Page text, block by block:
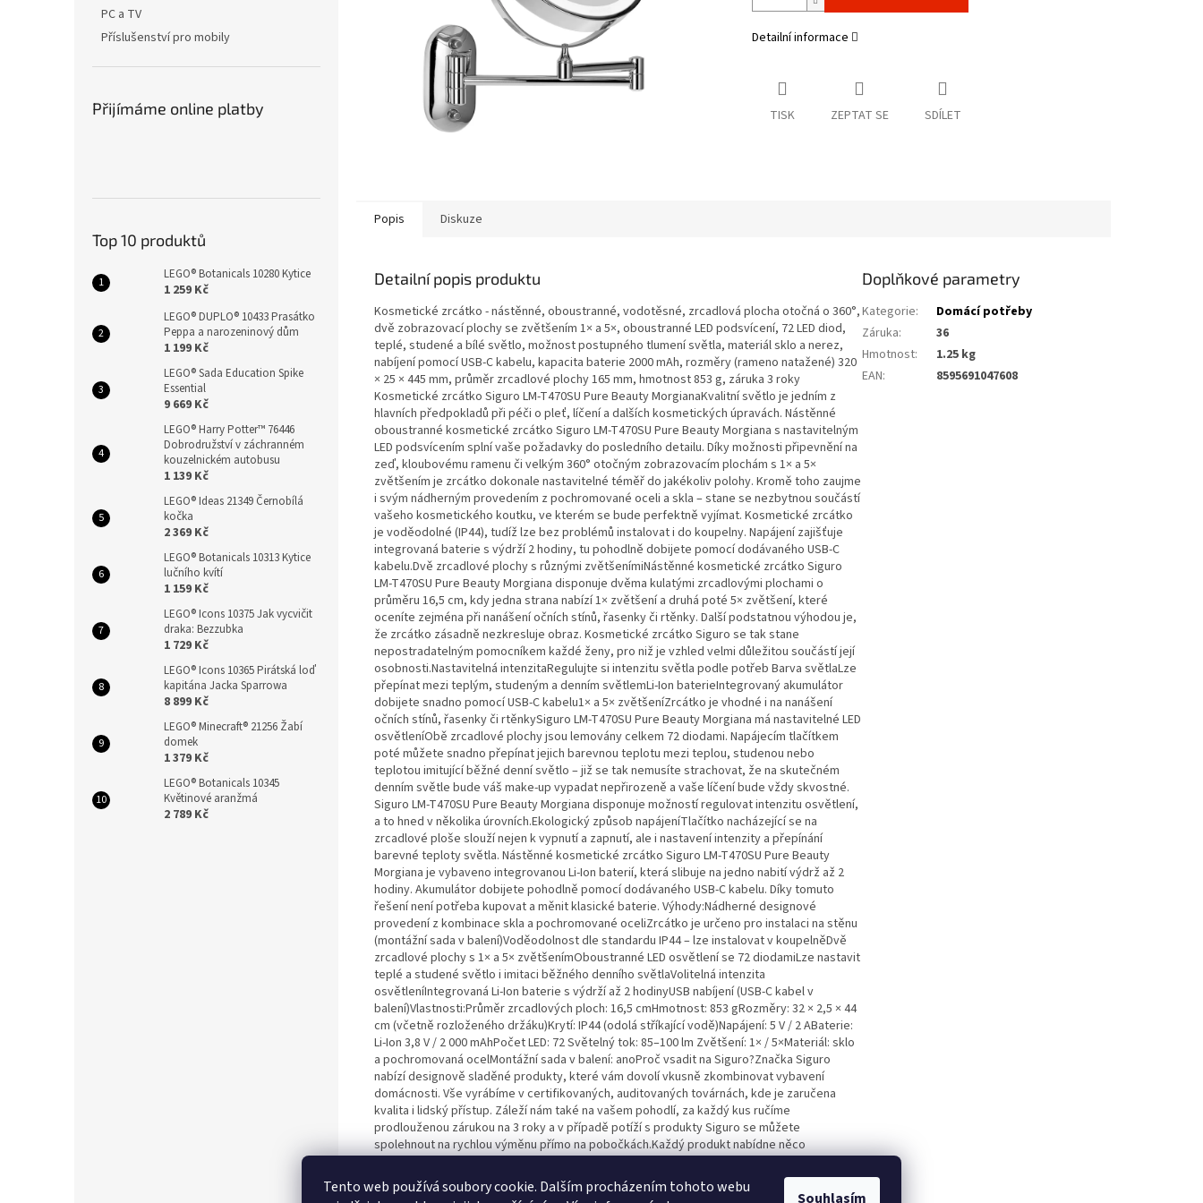
Tento web používá soubory cookie. Dalším procházením tohoto webu
Souhlasím
PC a TV
Příslušenství pro mobily
Přijímáme online platby
Top 10 produktů
LEGO® Botanicals 10280 Kytice
1 259 Kč
LEGO® DUPLO® 10433 Prasátko
Peppa a narozeninový dům
1 199 Kč
LEGO® Sada Education Spike
Essential
9 669 Kč
LEGO® Harry Potter™ 76446
Dobrodružství v záchranném
kouzelnickém autobusu
1 139 Kč
LEGO® Ideas 21349 Černobílá
kočka
2 369 Kč
LEGO® Botanicals 10313 Kytice
lučního kvítí
1 159 Kč
LEGO® Icons 10375 Jak vycvičit
draka: Bezzubka
1 729 Kč
LEGO® Icons 10365 Pirátská loď
kapitána Jacka Sparrowa
8 899 Kč
LEGO® Minecraft® 21256 Žabí
domek
1 379 Kč
LEGO® Botanicals 10345
Květinové aranžmá
2 789 Kč
Detailní informace
TISK ZEPTAT SE SDÍLET
Popis Diskuze
Detailní popis produktu
Kosmetické zrcátko - nástěnné, oboustranné, vodotěsné, zrcadlová plocha otočná o 360°,
dvě zobrazovací plochy se zvětšením 1× a 5×, oboustranné LED podsvícení, 72 LED diod,
teplé, studené a bílé světlo, možnost postupného tlumení světla, materiál sklo a nerez,
nabíjení pomocí USB-C kabelu, kapacita baterie 2000 mAh, rozměry (rameno natažené) 320
× 25 × 445 mm, průměr zrcadlové plochy 165 mm, hmotnost 853 g, záruka 3 roky
Kosmetické zrcátko Siguro LM-T470SU Pure Beauty MorgianaKvalitní světlo je jedním z
hlavních předpokladů při péči o pleť, líčení a dalších kosmetických úpravách. Nástěnné
oboustranné kosmetické zrcátko Siguro LM-T470SU Pure Beauty Morgiana s nastavitelným
LED podsvícením splní vaše požadavky do posledního detailu. Díky možnosti připevnění na
zeď, kloubovému ramenu či velkým 360° otočným zobrazovacím plochám s 1× a 5×
zvětšením je zrcátko dokonale nastavitelné téměř do jakékoliv polohy. Kromě toho zaujme
i svým nádherným provedením z pochromované oceli a skla – stane se nezbytnou součástí
vašeho kosmetického koutku, ve kterém se bude perfektně vyjímat. Kosmetické zrcátko
je voděodolné (IP44), tudíž lze bez problémů instalovat i do koupelny. Napájení zajišťuje
integrovaná baterie s výdrží 2 hodiny, tu pohodlně dobijete pomocí dodávaného USB-C
kabelu.Dvě zrcadlové plochy s různými zvětšenímiNástěnné kosmetické zrcátko Siguro
LM-T470SU Pure Beauty Morgiana disponuje dvěma kulatými zrcadlovými plochami o
průměru 16,5 cm, kdy jedna strana nabízí 1× zvětšení a druhá poté 5× zvětšení, které
oceníte zejména při nanášení očních stínů, řasenky či rtěnky. Další podstatnou výhodou je,
že zrcátko zásadně nezkresluje obraz. Kosmetické zrcátko Siguro se tak stane
nepostradatelným pomocníkem každé ženy, pro niž je vzhled velmi důležitou součástí její
osobnosti.Nastavitelná intenzitaRegulujte si intenzitu světla podle potřeb Barva světlaLze
přepínat mezi teplým, studeným a denním světlemLi-Ion baterieIntegrovaný akumulátor
dobijete snadno pomocí USB-C kabelu1× a 5× zvětšeníZrcátko je vhodné i na nanášení
očních stínů, řasenky či rtěnkySiguro LM-T470SU Pure Beauty Morgiana má nastavitelné LED
osvětleníObě zrcadlové plochy jsou lemovány celkem 72 diodami. Napájecím tlačítkem
poté můžete snadno přepínat jejich barevnou teplotu mezi teplou, studenou nebo
teplotou imitující běžné denní světlo – již se tak nemusíte strachovat, že na skutečném
denním světle bude váš make-up vypadat nepřirozeně a vaše líčení bude vždy skvostné.
Siguro LM-T470SU Pure Beauty Morgiana disponuje možností regulovat intenzitu osvětlení,
a to hned v několika úrovních.Ekologický způsob napájeníTlačítko nacházející se na
zrcadlové ploše slouží nejen k vypnutí a zapnutí, ale i nastavení intenzity a přepínání
barevné teploty světla. Nástěnné kosmetické zrcátko Siguro LM-T470SU Pure Beauty
Morgiana je vybaveno integrovanou Li-Ion baterií, která slibuje na jedno nabití výdrž až 2
hodiny. Akumulátor dobijete pohodlně pomocí dodávaného USB-C kabelu. Díky tomuto
řešení není potřeba kupovat a měnit klasické baterie. Výhody:Nádherné designové
provedení z kombinace skla a pochromované oceliZrcátko je určeno pro instalaci na stěnu
(montážní sada v balení)Voděodolnost dle standardu IP44 – lze instalovat v koupelněDvě
zrcadlové plochy s 1× a 5× zvětšenímOboustranné LED osvětlení se 72 diodamiLze nastavit
teplé a studené světlo i imitaci běžného denního světlaVolitelná intenzita
osvětleníIntegrovaná Li-Ion baterie s výdrží až 2 hodinyUSB nabíjení (USB-C kabel v
balení)Vlastnosti:Průměr zrcadlových ploch: 16,5 cmHmotnost: 853 gRozměry: 32 × 2,5 × 44
cm (včetně rozloženého držáku)Krytí: IP44 (odolá stříkající vodě)Napájení: 5 V / 2 ABaterie:
Li-Ion 3,8 V / 2 000 mAhPočet LED: 72 Světelný tok: 85–100 lm Zvětšení: 1× / 5×Materiál: sklo
a pochromovaná ocelMontážní sada v balení: anoProč vsadit na Siguro?Značka Siguro
nabízí designově sladěné produkty, které vám dovolí vkusně zkombinovat vybavení
domácnosti. Vše vyrábíme v certifikovaných, auditovaných továrnách, kde je zaručena
kvalita i lidský přístup. Záleží nám také na vašem pohodlí, za každý kus ručíme
prodlouženou zárukou na 3 roky a v případě potíží s produkty Siguro se můžete
spolehnout na rychlou výměnu přímo na pobočkách.Každý produkt nabídne něco
navícGarantujeme okamžitou výměnu na pobočkáchZískáte nadstandardní záruku
prodlouženou na 3 rokyVyrobeno pouze v ověřených a kontrolovaných továrnách
Doplňkové parametry
Kategorie:
Domácí potřeby
Záruka:
36
Hmotnost:
1.25 kg
EAN: 8595691047608